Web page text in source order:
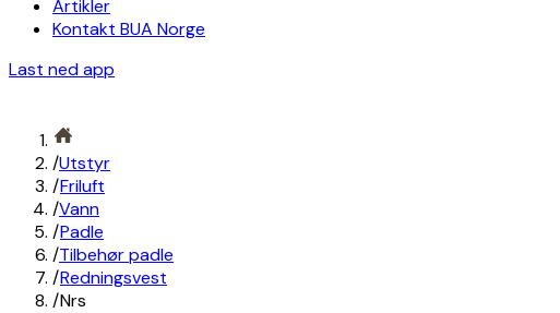
Artikler
Kontakt BUA Norge
Last ned app
/Utstyr
/Friluft
/Vann
/Padle
/Tilbehør padle
/Redningsvest
/Nrs